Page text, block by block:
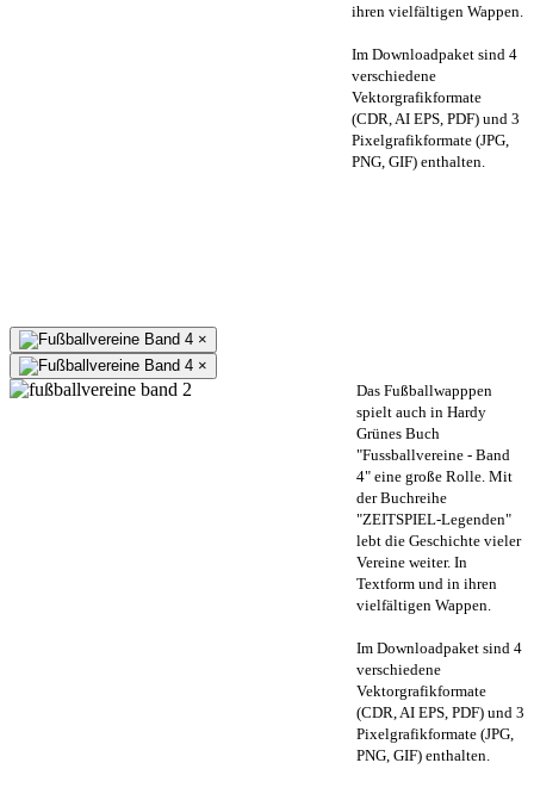
ihren vielfältigen Wappen.
Im Downloadpaket sind 4
verschiedene
Vektorgrafikformate
(CDR, AI EPS, PDF) und 3
Pixelgrafikformate (JPG,
PNG, GIF) enthalten.
×
×
Das Fußballwapppen
spielt auch in Hardy
Grünes Buch
"Fussballvereine - Band
4" eine große Rolle. Mit
der Buchreihe
"ZEITSPIEL-Legenden"
lebt die Geschichte vieler
Vereine weiter. In
Textform und in ihren
vielfältigen Wappen.
Im Downloadpaket sind 4
verschiedene
Vektorgrafikformate
(CDR, AI EPS, PDF) und 3
Pixelgrafikformate (JPG,
PNG, GIF) enthalten.